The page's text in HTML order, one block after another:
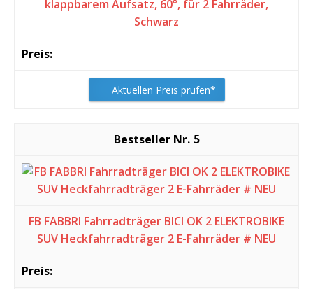
klappbarem Aufsatz, 60°, für 2 Fahrräder,
Schwarz
Aktuellen Preis prüfen*
5
FB FABBRI Fahrradträger BICI OK 2 ELEKTROBIKE
SUV Heckfahrradträger 2 E-Fahrräder # NEU